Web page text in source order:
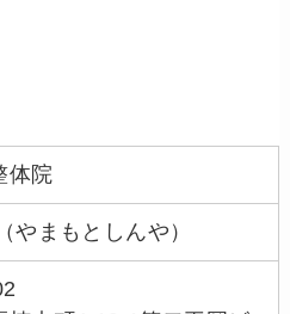
体院
やまもとしんや）